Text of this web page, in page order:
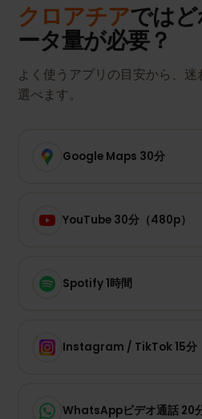
クロアチアでは
ータ量が必要？
よく使うアプリの目安から、
選べます。
Google Maps 30分
YouTube 30分（480p）
Spotify 1時間
Instagram / TikTok 15分
WhatsAppビデオ通話 20